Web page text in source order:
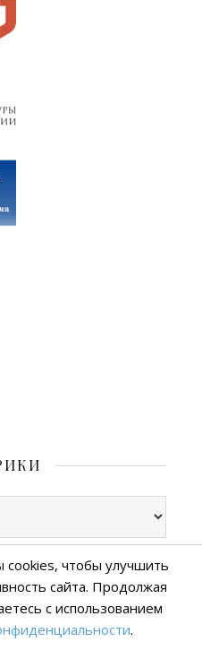
защищены
cookies, чтобы улучшить
сайта. Продолжая
с использованием
.